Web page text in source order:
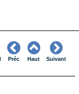
Préc Haut Suivant